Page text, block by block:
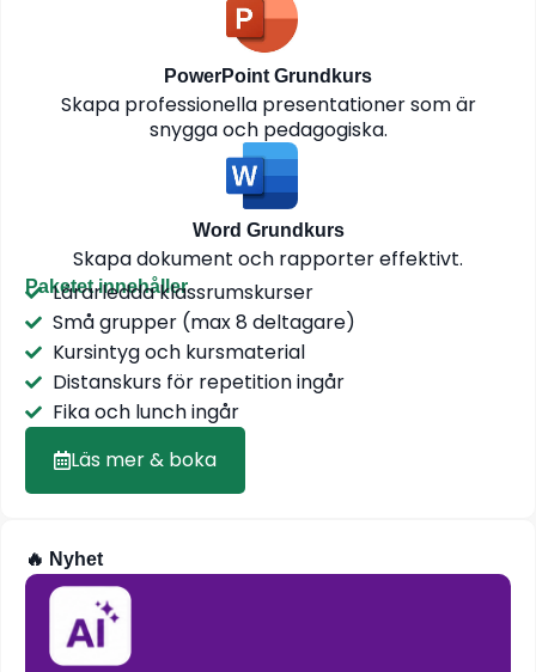
PowerPoint Grundkurs
Skapa professionella presentationer som är
snygga och pedagogiska.
Word Grundkurs
Skapa dokument och rapporter effektivt.
Paketet innehåller
Lärarledda klassrumskurser
Små grupper (max 8 deltagare)
Kursintyg och kursmaterial
Distanskurs för repetition ingår
Fika och lunch ingår
Läs mer & boka
🔥 Nyhet